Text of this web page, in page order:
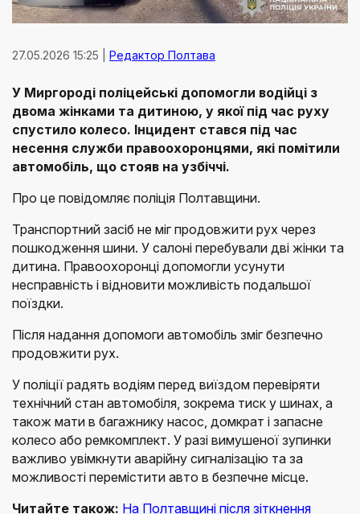
27.05.2026 15:25 | Редактор Полтава
У Миргороді поліцейські допомогли водійці з
двома жінками та дитиною, у якої під час руху
спустило колесо. Інцидент стався під час
несення служби правоохоронцями, які помітили
автомобіль, що стояв на узбіччі.
Про це повідомляє поліція Полтавщини.
Транспортний засіб не міг продовжити рух через
пошкодження шини. У салоні перебували дві жінки та
дитина. Правоохоронці допомогли усунути
несправність і відновити можливість подальшої
поїздки.
Після надання допомоги автомобіль зміг безпечно
продовжити рух.
У поліції радять водіям перед виїздом перевіряти
технічний стан автомобіля, зокрема тиск у шинах, а
також мати в багажнику насос, домкрат і запасне
колесо або ремкомплект. У разі вимушеної зупинки
важливо увімкнути аварійну сигналізацію та за
можливості перемістити авто в безпечне місце.
Читайте також: На Полтавщині після зіткнення